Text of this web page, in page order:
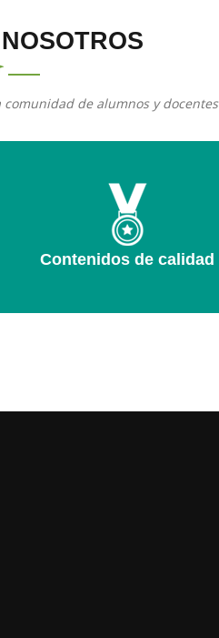
de alumnos y docentes
Contenidos de calidad